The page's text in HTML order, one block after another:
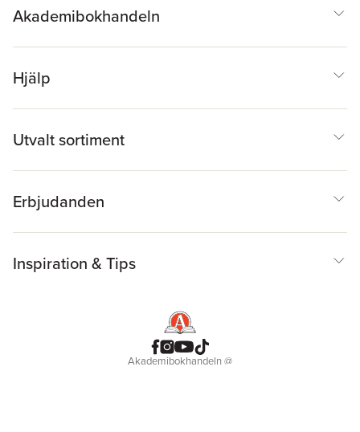
Akademibokhandeln
Hjälp
Utvalt sortiment
Erbjudanden
Inspiration & Tips
Akademibokhandeln@